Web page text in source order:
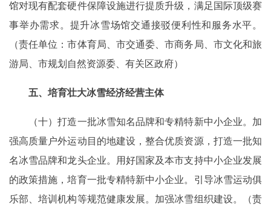
馆对现有配套硬件保障设施进行提质升级，满足国际顶级赛
事举办需求。提升冰雪场馆交通接驳便利性和服务水平。
（责任单位：市体育局、市交通委、市商务局、市文化和旅
游局、市规划自然资源委、有关区政府）
五、培育壮大冰雪经济经营主体
（十）打造一批冰雪知名品牌和专精特新中小企业。加
强高质量户外运动目的地建设，整合优质资源，打造一批知
名冰雪品牌和龙头企业。用好国家及本市支持中小企业发展
的政策措施，培育一批专精特新中小企业。引导冰雪运动俱
乐部、培训机构等规范健康发展。加强冰雪组织建设。（责